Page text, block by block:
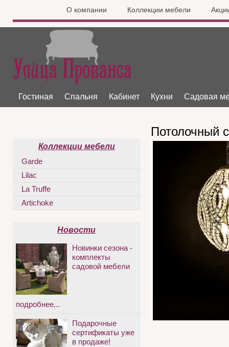
О компании Коллекции мебели
Гостиная Спальня Кабинет Кухни Садовая
Потолочный
Коллекции мебели
Garde
Lilac
La Truffe
Artichoke
Новости
Новинки сезона -
комплекты
садовой мебели
подробнее...
Подарочные
сертификаты уже
в продаже!